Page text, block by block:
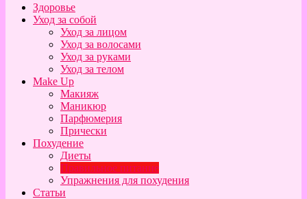
Здоровье
Уход за собой
Уход за лицом
Уход за волосами
Уход за руками
Уход за телом
Make Up
Макияж
Маникюр
Парфюмерия
Прически
Похудение
Диеты
Правильное питание
Упражнения для похудения
Статьи